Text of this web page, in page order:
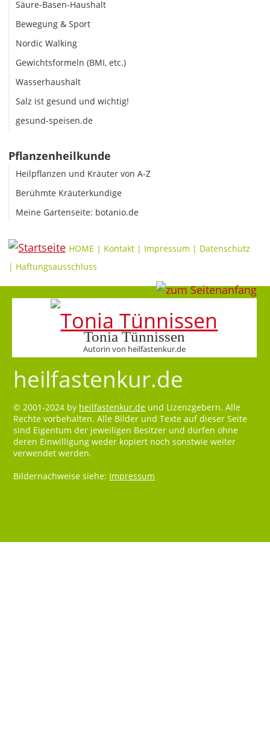
Säure-Basen-Haushalt
Bewegung & Sport
Nordic Walking
Gewichtsformeln (BMI, etc.)
Wasserhaushalt
Salz ist gesund und wichtig!
gesund-speisen.de
Pflanzenheilkunde
Heilpflanzen und Kräuter von A-Z
Berühmte Kräuterkundige
Meine Gartenseite: botanio.de
HOME | Kontakt | Impressum | Datenschutz
| Haftungsausschluss
Tonia Tünnissen
Autorin von heilfastenkur.de
heilfastenkur.de
© 2001-2024 by heilfastenkur.de und Lizenzgebern. Alle
Rechte vorbehalten. Alle Bilder und Texte auf dieser Seite
sind Eigentum der jeweiligen Besitzer und dürfen ohne
deren Einwilligung weder kopiert noch sonstwie weiter
verwendet werden.
Bildernachweise siehe: Impressum